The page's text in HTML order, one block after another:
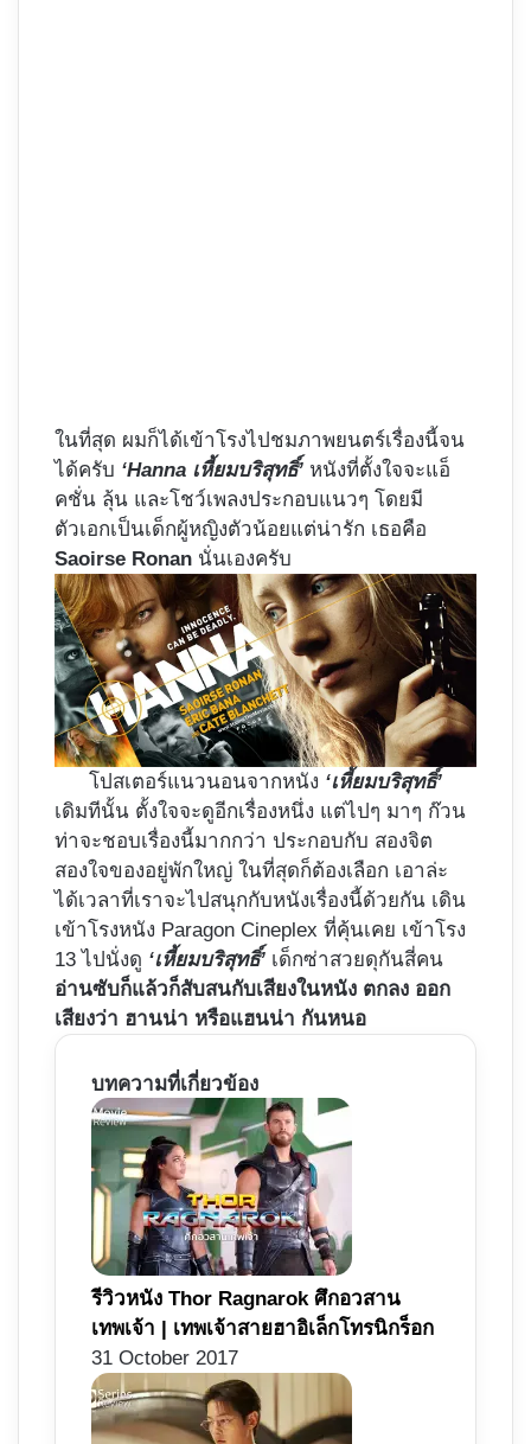
ในที่สุด ผมก็ได้เข้าโรงไปชมภาพยนตร์เรื่องนี้จน
ได้ครับ ‘Hanna เหี้ยมบริสุทธิ์’ หนังที่ตั้งใจจะแอ็
คชั่น ลุ้น และโชว์เพลงประกอบแนวๆ โดยมี
ตัวเอกเป็นเด็กผู้หญิงตัวน้อยแต่น่ารัก เธอคือ
Saoirse Ronan นั่นเองครับ
โปสเตอร์แนวนอนจากหนัง ‘เหี้ยมบริสุทธิ์’
เดิมทีนั้น ตั้งใจจะดูอีกเรื่องหนึ่ง แต่ไปๆ มาๆ ก๊วน
ท่าจะชอบเรื่องนี้มากกว่า ประกอบกับ สองจิต
สองใจของอยู่พักใหญ่ ในที่สุดก็ต้องเลือก เอาล่ะ
ได้เวลาที่เราจะไปสนุกกับหนังเรื่องนี้ด้วยกัน เดิน
เข้าโรงหนัง Paragon Cineplex ที่คุ้นเคย เข้าโรง
13 ไปนั่งดู ‘เหี้ยมบริสุทธิ์’ เด็กซ่าสวยดุกันสี่คน
อ่านซับก็แล้วก็สับสนกับเสียงในหนัง ตกลง ออก
เสียงว่า ฮานน่า หรือแฮนน่า กันหนอ
บทความที่เกี่ยวข้อง
รีวิวหนัง Thor Ragnarok ศึกอวสาน
เทพเจ้า | เทพเจ้าสายฮาอิเล็กโทรนิกร็อก
31 October 2017